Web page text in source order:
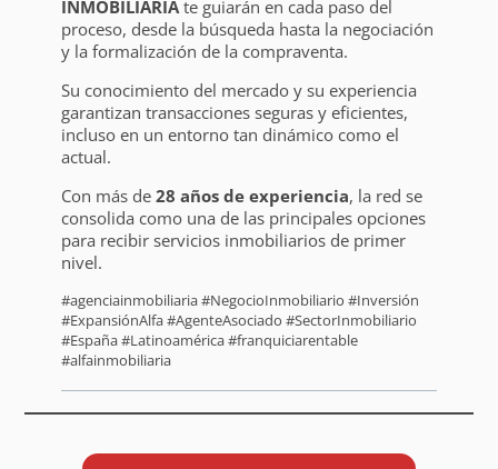
INMOBILIARIAte guiarán en cada paso del
proceso, desde la búsqueda hasta la negociación
y la formalización de la compraventa.
Su conocimiento del mercado y su experiencia
garantizan transacciones seguras y eficientes,
incluso en un entorno tan dinámico como el
actual.
Con más de 28 años de experiencia, la red se
consolida como una de las principales opciones
para recibir servicios inmobiliarios de primer
nivel.
#agenciainmobiliaria #NegocioInmobiliario #Inversión
#ExpansiónAlfa #AgenteAsociado #SectorInmobiliario
#España #Latinoamérica #franquiciarentable
#alfainmobiliaria